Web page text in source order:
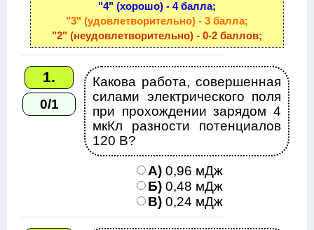
"4" (хорошо) - 4 балла;
"3" (удовлетворительно) - 3 балла;
"2" (неудовлетворительно) - 0-2 баллов;
1.
0/1
Какова работа, совершенная
силами электрического поля
при прохождении зарядом 4
мкКл разности потенциалов
120 В?
А) 0,96 мДж
Б) 0,48 мДж
В) 0,24 мДж